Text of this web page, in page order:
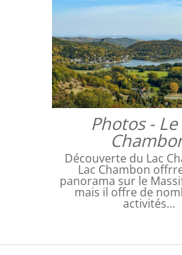
Photos - Le
Découverte du Lac
Lac Chambon
panorama sur le
mais il offre de
activités…